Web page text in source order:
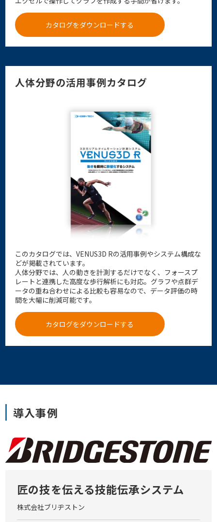
カタログをダウンロードする
人体分野の活用事例カタログ
このカタログでは、VENUS3D Rの活用事例やシステム構成な
どが掲載されています。
人体分野では、人の動きを計測するだけでなく、フォースプ
レートと連携した高度な歩行解析にも対応。グラフや点群デ
ータの重ね合わせによる比較も容易なので、データ評価の時
間を大幅に削減可能です。
カタログをダウンロードする
導入事例
匠の技を伝える技能伝承システム
株式会社ブリヂストン